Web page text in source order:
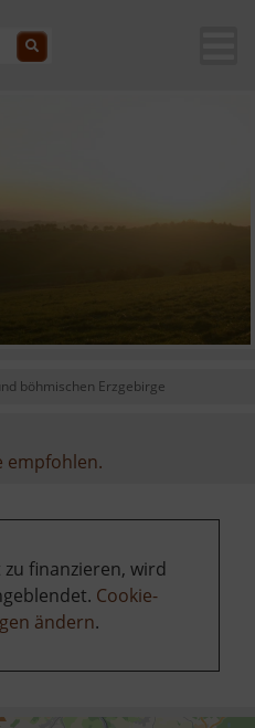
böhmischen Erzgebirge
empfohlen.
finanzieren, wird
Cookie-
ändern.